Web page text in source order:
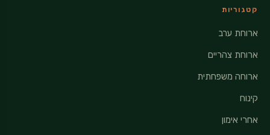
קטגוריות
ארוחת ערב
ארוחת צהריים
ארוחה משפחתית
קינוח
אחרי אימון